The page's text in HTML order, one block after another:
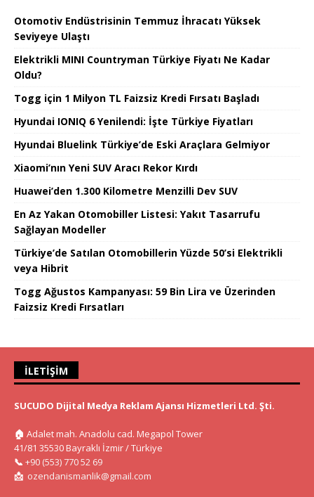
Otomotiv Endüstrisinin Temmuz İhracatı Yüksek
Seviyeye Ulaştı
Elektrikli MINI Countryman Türkiye Fiyatı Ne Kadar
Oldu?
Togg için 1 Milyon TL Faizsiz Kredi Fırsatı Başladı
Hyundai IONIQ 6 Yenilendi: İşte Türkiye Fiyatları
Hyundai Bluelink Türkiye’de Eski Araçlara Gelmiyor
Xiaomi’nın Yeni SUV Aracı Rekor Kırdı
Huawei’den 1.300 Kilometre Menzilli Dev SUV
En Az Yakan Otomobiller Listesi: Yakıt Tasarrufu
Sağlayan Modeller
Türkiye’de Satılan Otomobillerin Yüzde 50’si Elektrikli
veya Hibrit
Togg Ağustos Kampanyası: 59 Bin Lira ve Üzerinden
Faizsiz Kredi Fırsatları
İLETIŞIM
SUCUDO Dijital Medya Reklam Ajansı Hizmetleri Ltd. Şti.
🏠 Adalet mah. Anadolu cad. Megapol Tower
41/81 35530 Bayraklı İzmir / Türkiye
📞 +90 (553) 770 52 69
📩 ozendanismanlik@gmail.com